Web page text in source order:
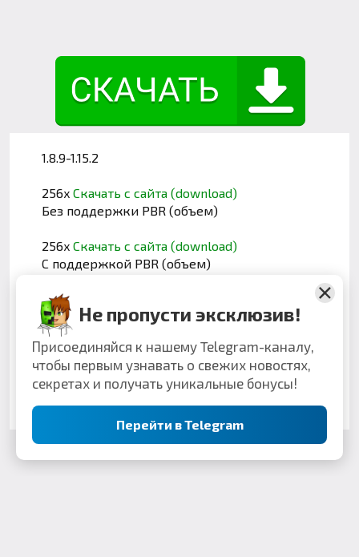
1.8.9-1.15.2
256x Скачать с сайта (download)
Без поддержки PBR (объем)
256x Скачать с сайта (download)
С поддержкой PBR (объем)
512x
Без поддержки PBR (объем)
512xСкачать с сайта (download)
С поддержкой PBR (объем)
игнорируйтесообщение о несовместимости
Не пропусти эксклюзив!
Присоединяйся к нашему Telegram-каналу,
чтобы первым узнавать о свежих новостях,
секретах и получать уникальные бонусы!
Перейти в Telegram